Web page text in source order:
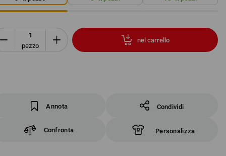
pezzo
nel carrello
Annota Condividi
Confronta Personalizza